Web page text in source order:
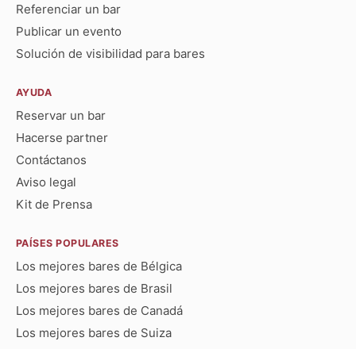
Referenciar un bar
Publicar un evento
Solución de visibilidad para bares
AYUDA
Reservar un bar
Hacerse partner
Contáctanos
Aviso legal
Kit de Prensa
PAÍSES POPULARES
Los mejores bares de Bélgica
Los mejores bares de Brasil
Los mejores bares de Canadá
Los mejores bares de Suiza